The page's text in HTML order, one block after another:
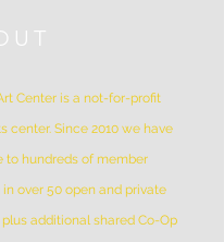
Center is a not-for-profit
center. Since 2010 we have
to hundreds of member
over 50 open and private
additional shared Co-Op